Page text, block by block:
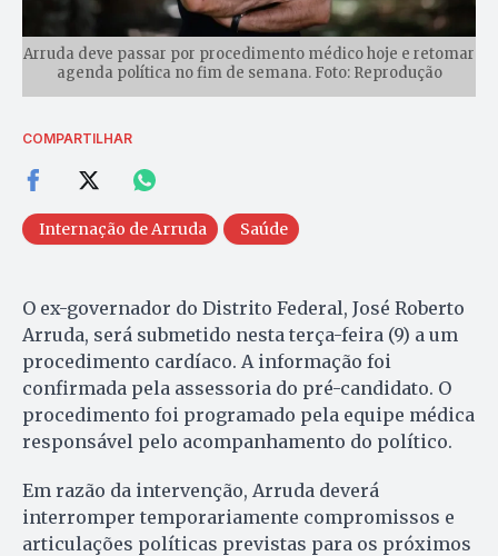
Arruda deve passar por procedimento médico hoje e retomar
agenda política no fim de semana. Foto: Reprodução
COMPARTILHAR
Internação de Arruda Saúde
O ex-governador do Distrito Federal, José Roberto
Arruda, será submetido nesta terça-feira (9) a um
procedimento cardíaco. A informação foi
confirmada pela assessoria do pré-candidato. O
procedimento foi programado pela equipe médica
responsável pelo acompanhamento do político.
Em razão da intervenção, Arruda deverá
interromper temporariamente compromissos e
articulações políticas previstas para os próximos